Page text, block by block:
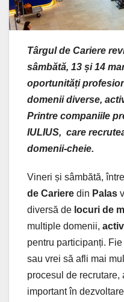
Târgul de Cariere
sâmbătă, 13 și 14
oportunități
domenii diverse,
Printre companiile
IULIUS, care
domenii-cheie.
Vineri și sâmbătă, între
de Cariere din Palas
diversă de locuri de
multiple domenii,
pentru participanți.
sau vrei să afli mai
procesul de recrutare,
important în